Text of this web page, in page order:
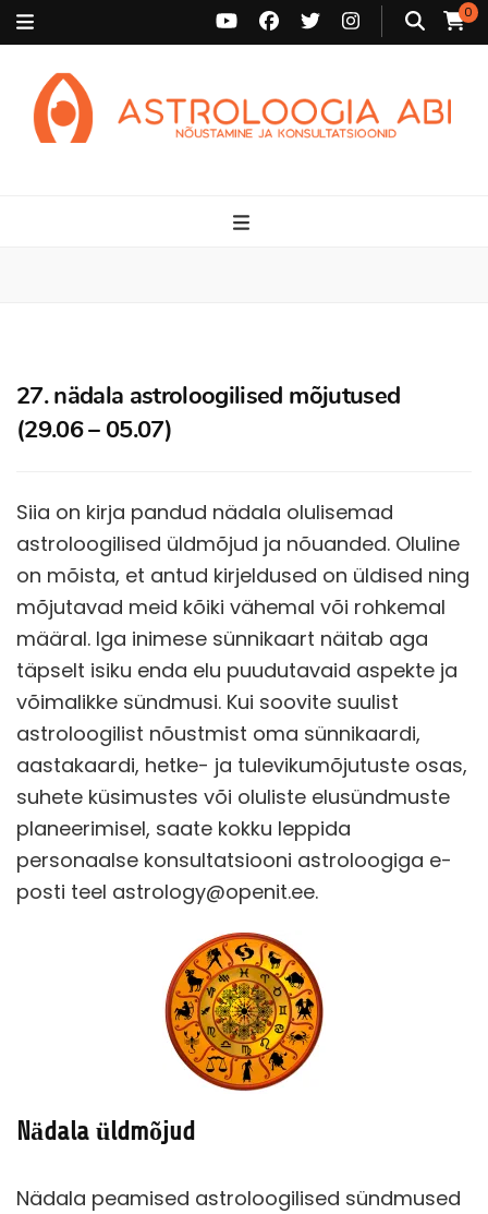
0
27. nädala astroloogilised mõjutused
(29.06 – 05.07)
Siia on kirja pandud nädala olulisemad
astroloogilised üldmõjud ja nõuanded. Oluline
on mõista, et antud kirjeldused on üldised ning
mõjutavad meid kõiki vähemal või rohkemal
määral. Iga inimese sünnikaart näitab aga
täpselt isiku enda elu puudutavaid aspekte ja
võimalikke sündmusi. Kui soovite suulist
astroloogilist nõustmist oma sünnikaardi,
aastakaardi, hetke- ja tulevikumõjutuste osas,
suhete küsimustes või oluliste elusündmuste
planeerimisel, saate kokku leppida
personaalse konsultatsiooni astroloogiga e-
posti teel astrology@openit.ee.
Nädala üldmõjud
Nädala peamised astroloogilised sündmused